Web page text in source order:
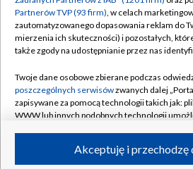
Centrum informacji TVP
Naziemna Telewizja Cyfrowa
Rada Programowa
System NOS
Informacje o nadawcy
Program dla prasy
Moje zgody
Pomoc
Kontakt
Kanały
Partnerów TVP (93 firm), w celach
zautomatyzowanego dopasowania reklam do
mierzenia ich skuteczności) i pozostałych,
także zgody na udostępnianie przez nas
Twoje dane osobowe zbierane podczas
poszczególnych serwisówzwanych dalej
zapisywane za pomocą technologii takich jak:
WWW lub innych podobnych technologii
ruchu w Internecie.Akceptuję i przechodzę